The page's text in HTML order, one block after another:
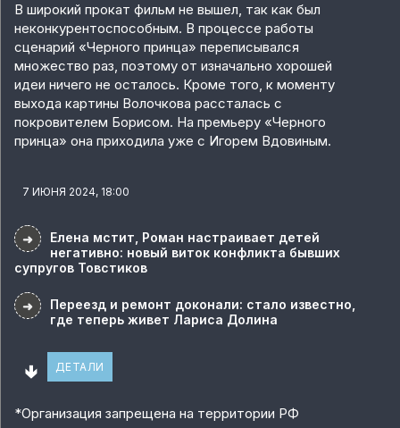
В широкий прокат фильм не вышел, так как был
неконкурентоспособным. В процессе работы
сценарий «Черного принца» переписывался
множество раз, поэтому от изначально хорошей
идеи ничего не осталось. Кроме того, к моменту
выхода картины Волочкова рассталась с
покровителем Борисом. На премьеру «Черного
принца» она приходила уже с Игорем Вдовиным.
7 ИЮНЯ 2024, 18:00
➜
Елена мстит, Роман настраивает детей
негативно: новый виток конфликта бывших
супругов Товстиков
➜
Переезд и ремонт доконали: стало известно,
где теперь живет Лариса Долина
🢃 ДЕТАЛИ
*Организация запрещена на территории РФ